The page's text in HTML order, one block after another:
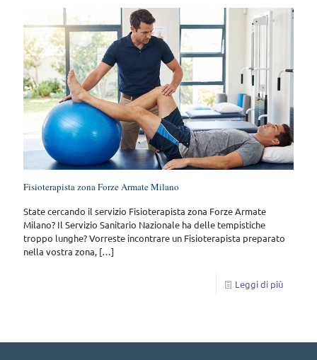
Fisioterapista zona Forze Armate Milano
State cercando il servizio Fisioterapista zona Forze Armate
Milano? Il Servizio Sanitario Nazionale ha delle tempistiche
troppo lunghe? Vorreste incontrare un Fisioterapista preparato
nella vostra zona, […]
Leggi di più